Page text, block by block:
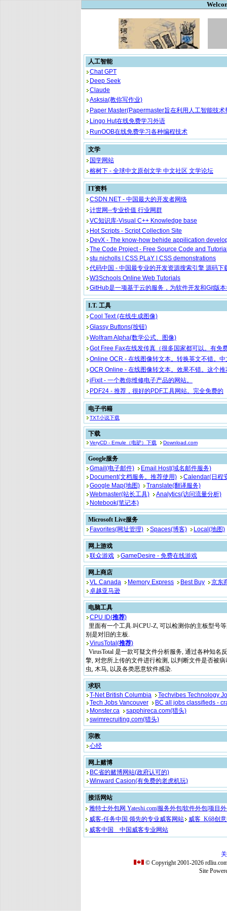
人工智能
Chat GPT
Deep Seek
Claude
Asksia(教你写作业)
Paper Master(Papermaster旨在利用人工智能技术帮助用户快速生成高质量的英文学术论文和
Lingo Hut在线免费学习外语
RunOOB在线免费学习各种编程技术
文学
国学网站
榕树下 - 全球中文原创文学 中文社区 文学论坛
IT资料
CSDN.NET - 中国最大的开发者网络
计世网--专业价值 行业网群
VC知识库-Visual C++ Knowledge base
Hot Scripts - Script Collection Site
DevX - The know-how behide appilication
The Code Project - Free Source Code and
stu nicholls | CSS PLaY | CSS demonstrations
代码中国 - 中国最专业的开发资源搜索引擎 源码下载 毕业设计 网页模板 页面脚本 技术文档
W3Schools Online Web Tutorials
GitHub是一项基于云的服务，为软件开发和Git版本控制提供
I.T. 工具
Cool Text (在线生成图像)
Glassy Buttons(按钮)
Wolfram Alpha(数学公式、图像)
Got Free Fax在线发传真（很多国家都可以。有免费的，但是有限制在美加。另外还有页数的限制。不过还
Online OCR - 在线图像转文本。转换英文不错。中文就没有试过。每小时可以免费
OCR Online - 在线图像转文本。效果不错。这个推荐。但是限制多。要注册才能用。每个星期有5页是
iFixit - 一个教你维修电子产品的网站。
PDF24 - 推荐，很好的PDF工具网站。完全免费的
电子书籍
TXT小说下载
下载
VeryCD - Emule（电驴）下载 Download.com
Google服务
Gmail(电子邮件)
Email Host(域名邮件服务)
Document(文档服务。推荐使用)
Calendar(日程
Google Map(地图)
Translate(翻译服务)
Webmaster(站长工具)
Analytics(访问流量分析)
Notebook(笔记本)
Microsoft Live服务
Favorites(网址管理)
Spaces(博客) Local(地图)
网上游戏
联众游戏
GameDesire - 免费在线游戏
网上商店
VL Canada
Memory Express Best Buy
京东
卓越亚马逊
电脑工具
CPU ID(推荐)
里面有一个工具.叫CPU-Z, 可以检测你的主板型号
别是对旧的主板.
VirusTotal (推荐)
VirusTotal 是一款可疑文件分析服务, 通过各种知名
擎, 对您所上传的文件进行检测, 以判断文件是否被病
虫, 木马, 以及各类恶意软件感染.
求职
T-Net British Columbia
Techvibes Technology
Tech Jobs Vancouver
BC all jobs classifieds -
Monster.ca
sapphireca.com(猎头)
swimrecruiting.com(猎头)
宗教
心经
网上赌博
BC省的赌博网站(政府认可的)
Winward Casion(有免费的老虎机玩)
接活网站
雅特士外包网 Yateshi.com|服务外包|软件外包|项目
威客-任务中国 领先的专业威客网站
威客_K68创
威客中国__中国威客专业网站
© Copyright 2001-2026
Site